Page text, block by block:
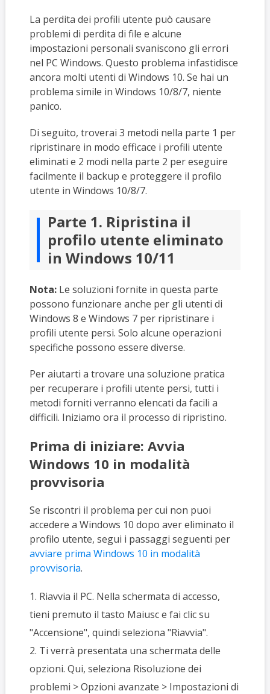
La perdita dei profili utente può causare
problemi di perdita di file e alcune
impostazioni personali svaniscono gli errori
nel PC Windows. Questo problema infastidisce
ancora molti utenti di Windows 10. Se hai un
problema simile in Windows 10/8/7, niente
panico.
Di seguito, troverai 3 metodi nella parte 1 per
ripristinare in modo efficace i profili utente
eliminati e 2 modi nella parte 2 per eseguire
facilmente il backup e proteggere il profilo
utente in Windows 10/8/7.
Parte 1. Ripristina il
profilo utente eliminato
in Windows 10/11
Nota:Le soluzioni fornite in questa parte
possono funzionare anche per gli utenti di
Windows 8 e Windows 7 per ripristinare i
profili utente persi. Solo alcune operazioni
specifiche possono essere diverse.
Per aiutarti a trovare una soluzione pratica
per recuperare i profili utente persi, tutti i
metodi forniti verranno elencati da facili a
difficili. Iniziamo ora il processo di ripristino.
Prima di iniziare: Avvia
Windows 10 in modalità
provvisoria
Se riscontri il problema per cui non puoi
accedere a Windows 10 dopo aver eliminato il
profilo utente, segui i passaggi seguenti per
avviare prima Windows 10 in modalità
provvisoria.
1. Riavvia il PC. Nella schermata di accesso,
tieni premuto il tasto Maiusc e fai clic su
"Accensione", quindi seleziona "Riavvia".
2. Ti verrà presentata una schermata delle
opzioni. Qui, seleziona Risoluzione dei
problemi > Opzioni avanzate > Impostazioni di